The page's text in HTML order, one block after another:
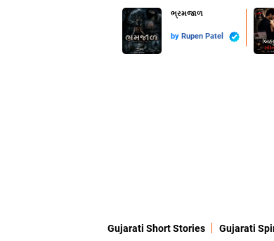
ભ્રમજાળ
by Rupen Patel
Gujarati Short Stories Gujarati